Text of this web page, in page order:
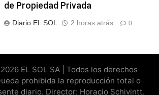
de Propiedad Privada
Diario EL SOL 2 horas atrás 0
EL SOL SA | Todos los derechos
prohibida la reproducción total o
diario. Director: Horacio Schivintt.